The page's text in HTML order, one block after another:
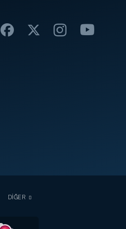
DİĞER